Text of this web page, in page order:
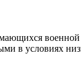
в условиях